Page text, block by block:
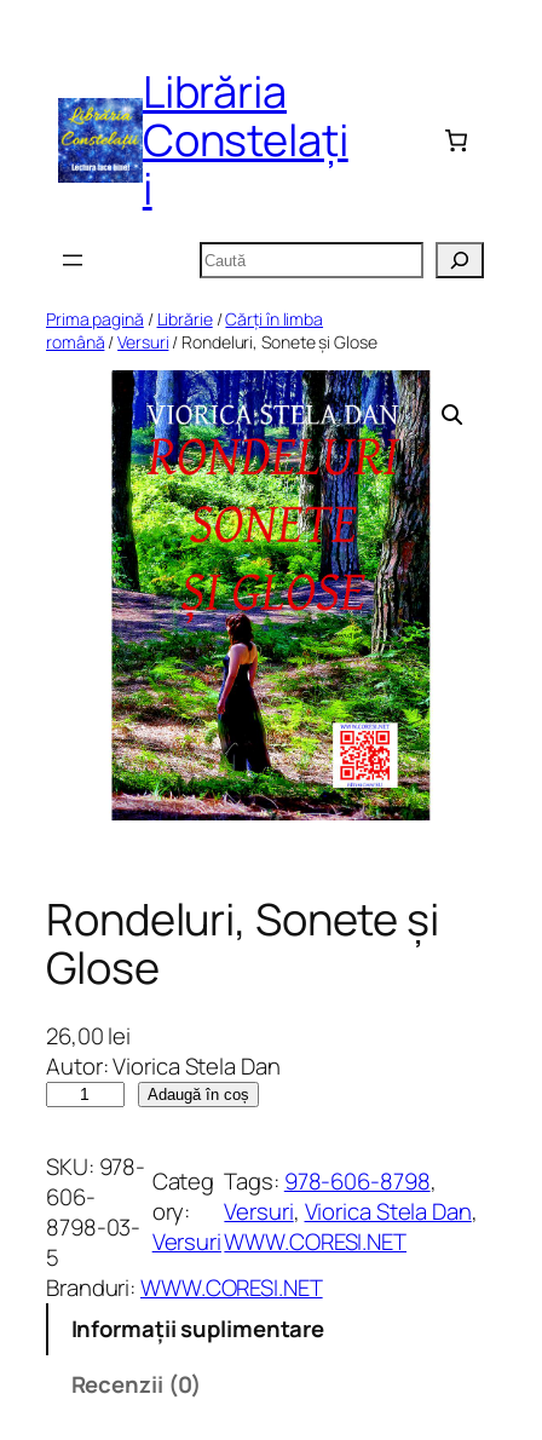
Librăria
Constelați
i
Caută
Prima pagină / Librărie/Cărți în limba
română /Versuri / Rondeluri, Sonete și Glose
Rondeluri, Sonete și
Glose
26,00lei
Autor: Viorica Stela Dan
n
t
i
t
a
t
Adaugă în coș
SKU: 978-
606-
8798-03-
5
Categ
ory:
Versuri
Tags: 978-606-8798
Versuri, Viorica Stela Dan
WWW.CORESI.NET
Branduri:WWW.CORESI.NET
Informații suplimentare
Recenzii (0)